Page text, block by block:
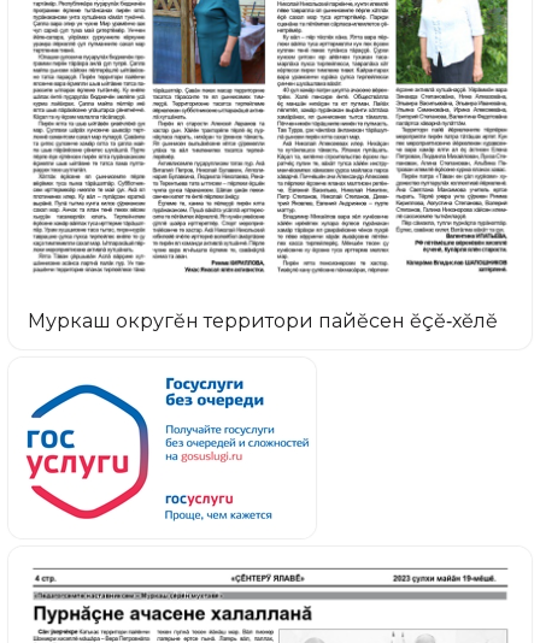
Муркаш округĕн территори пайĕсен ĕçĕ‑хĕлĕ